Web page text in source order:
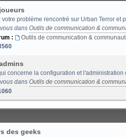
votre problème rencontré sur Urban Terror
dans Outils de communication &
:
Outils de communication &
concerne la configuration et l'administration
dans Outils de communication &
des geeks